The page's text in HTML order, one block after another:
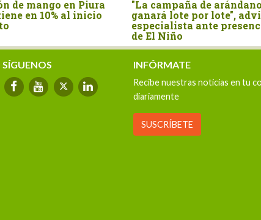
"La campaña de arándano se
ganará lote por lote", advierte
especialista ante presencia
Producción de
se contrajo
este año
SÍGUENOS INFÓRMATE
Recibe nuestras noticias en tu
diariamente
SUSCRÍBETE